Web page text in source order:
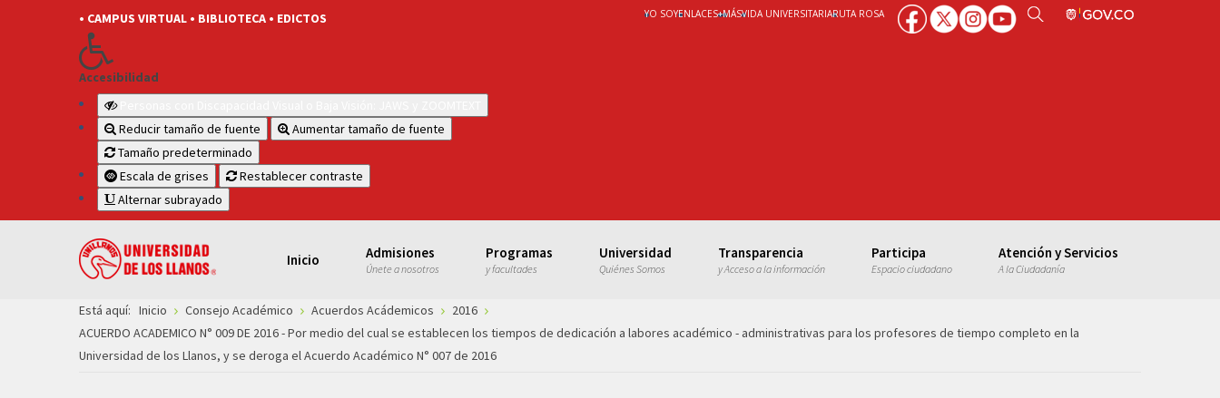
• CAMPUS VIRTUAL • BIBLIOTECA • EDICTOS
Accesibilidad
Reducir tamaño de fuente
Aumentar tamaño de fuente
Tamaño predeterminado
Escala de grises
Restablecer contraste
Alternar subrayado
YO SOYENLACES+MÁSVIDA UNIVERSITARIARUTA ROSA
Inicio Admisiones
Únete a nosotros
Programas
y facultades
Universidad
Quiénes Somos
Transparencia
y Acceso a la información
Participa
Espacio ciudadano
Atención y Servicios
A la Ciudadanía
Está aquí: Inicio Consejo Académico Acuerdos Acádemicos
2016
ACUERDO ACADEMICO N° 009 DE 2016 - Por medio del cual se establecen los tiempos de dedicación a labores académico - administrativas para los profesores de tiempo completo en la
Universidad de los Llanos, y se deroga el Acuerdo Académico N° 007 de 2016